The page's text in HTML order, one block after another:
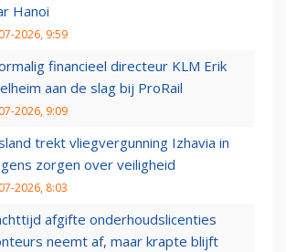
Hanoi
2026, 9:59
financieel directeur KLM Erik
aan de slag bij ProRail
2026, 9:09
trekt vliegvergunning Izhavia in
zorgen over veiligheid
2026, 8:03
afgifte onderhoudslicenties
neemt af, maar krapte blijft